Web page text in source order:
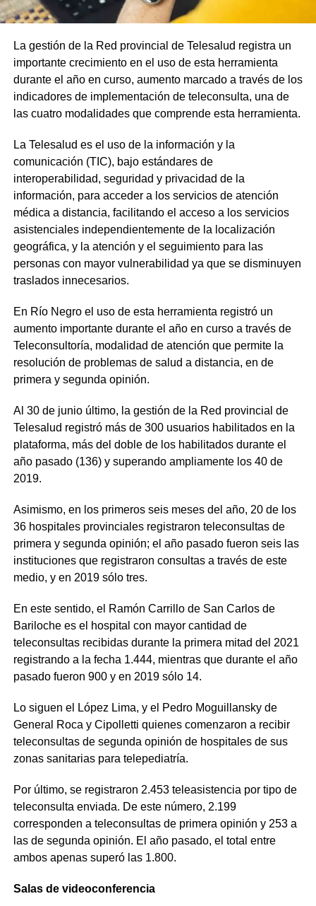
La gestión de la Red provincial de Telesalud registra un
importante crecimiento en el uso de esta herramienta
durante el año en curso, aumento marcado a través de los
indicadores de implementación de teleconsulta, una de
las cuatro modalidades que comprende esta herramienta.
La Telesalud es el uso de la información y la
comunicación (TIC), bajo estándares de
interoperabilidad, seguridad y privacidad de la
información, para acceder a los servicios de atención
médica a distancia, facilitando el acceso a los servicios
asistenciales independientemente de la localización
geográfica, y la atención y el seguimiento para las
personas con mayor vulnerabilidad ya que se disminuyen
traslados innecesarios.
En Río Negro el uso de esta herramienta registró un
aumento importante durante el año en curso a través de
Teleconsultoría, modalidad de atención que permite la
resolución de problemas de salud a distancia, en de
primera y segunda opinión.
Al 30 de junio último, la gestión de la Red provincial de
Telesalud registró más de 300 usuarios habilitados en la
plataforma, más del doble de los habilitados durante el
año pasado (136) y superando ampliamente los 40 de
2019.
Asimismo, en los primeros seis meses del año, 20 de los
36 hospitales provinciales registraron teleconsultas de
primera y segunda opinión; el año pasado fueron seis las
instituciones que registraron consultas a través de este
medio, y en 2019 sólo tres.
En este sentido, el Ramón Carrillo de San Carlos de
Bariloche es el hospital con mayor cantidad de
teleconsultas recibidas durante la primera mitad del 2021
registrando a la fecha 1.444, mientras que durante el año
pasado fueron 900 y en 2019 sólo 14.
Lo siguen el López Lima, y el Pedro Moguillansky de
General Roca y Cipolletti quienes comenzaron a recibir
teleconsultas de segunda opinión de hospitales de sus
zonas sanitarias para telepediatría.
Por último, se registraron 2.453 teleasistencia por tipo de
teleconsulta enviada. De este número, 2.199
corresponden a teleconsultas de primera opinión y 253 a
las de segunda opinión. El año pasado, el total entre
ambos apenas superó las 1.800.
Salas de videoconferencia